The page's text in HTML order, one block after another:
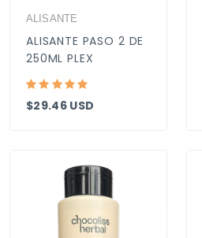
ALISANTE
ALISANTE PASO 2 DE
250ML PLEX
$29.46 USD